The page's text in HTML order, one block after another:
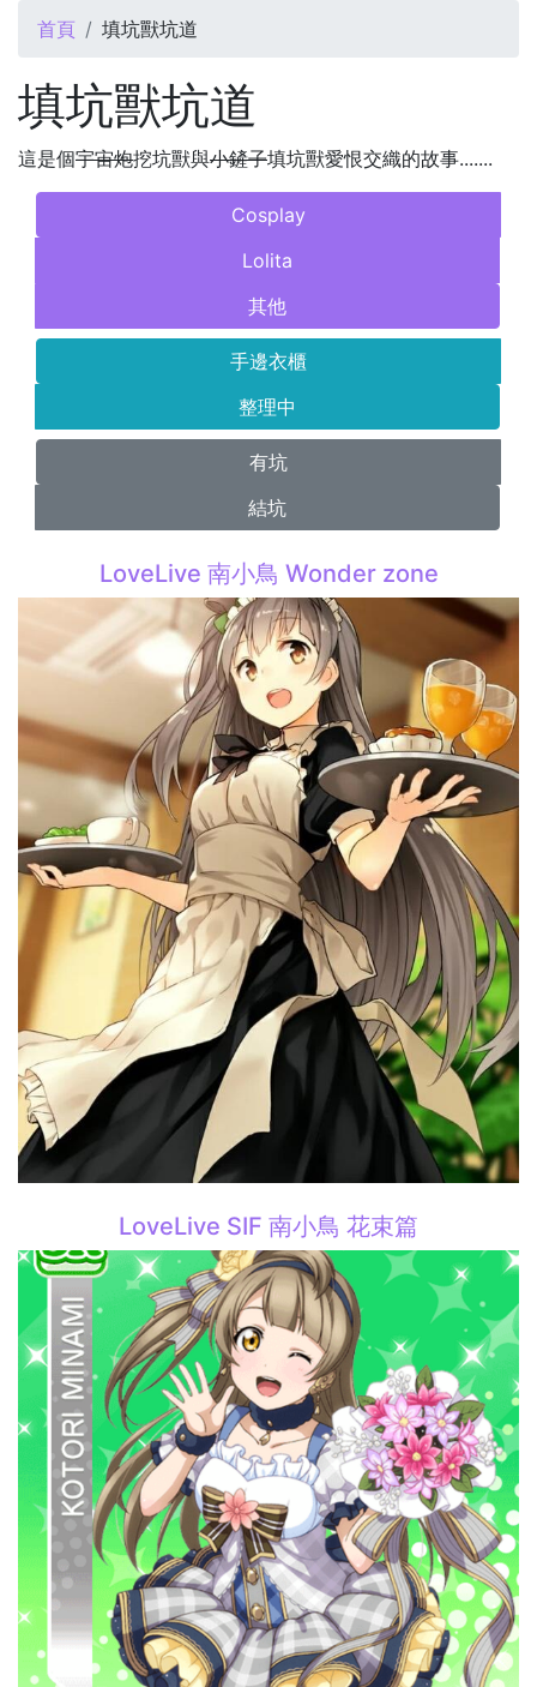
您在這裡
首頁 填坑獸坑道
填坑獸坑道
這是個宇宙炮挖坑獸與小鏟子填坑獸愛恨交織的故事.......
Cosplay
Lolita
其他
手邊衣櫃
整理中
有坑
結坑
LoveLive 南小鳥 Wonder zone
LoveLive SIF 南小鳥 花束篇